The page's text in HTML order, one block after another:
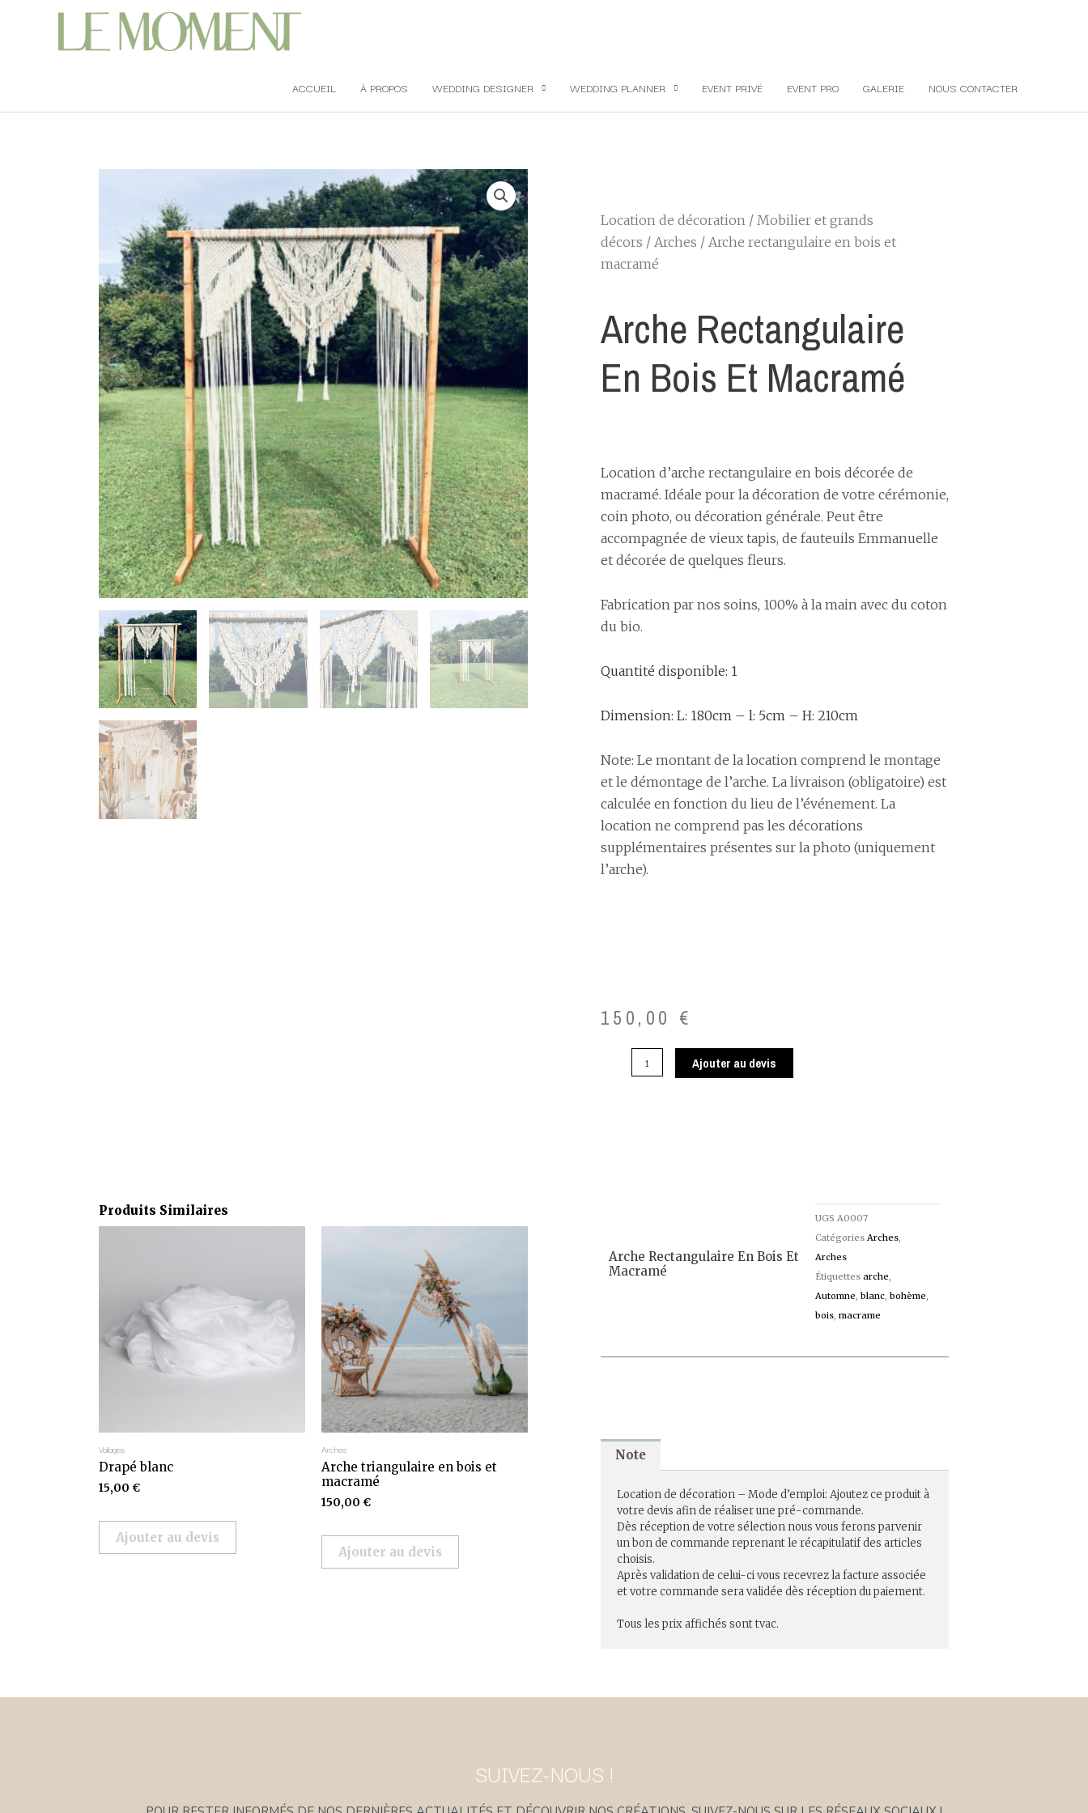
ACCUEIL À PROPOS WEDDING DESIGNER WEDDING PLANNER EVENT PRIVÉ EVENT PRO GALERIE NOUS CONTACTER
Location de décoration / Mobilier et grands
décors / Arches / Arche rectangulaire en bois et
macramé
Arche Rectangulaire
En Bois Et Macramé
Location d’arche rectangulaire en bois décorée de
macramé. Idéale pour la décoration de votre cérémonie,
coin photo, ou décoration générale. Peut être
accompagnée de vieux tapis, de fauteuils Emmanuelle
et décorée de quelques fleurs.
Fabrication par nos soins, 100% à la main avec du coton
du bio.
Quantité disponible: 1
Dimension: L: 180cm – l: 5cm – H: 210cm
Note: Le montant de la location comprend le montage
et le démontage de l’arche. La livraison (obligatoire) est
calculée en fonction du lieu de l’événement. La
location ne comprend pas les décorations
supplémentaires présentes sur la photo (uniquement
l’arche).
150,00 €
Ajouter au devis
Produits Similaires
Voilages
Drapé blanc
15,00 €
Ajouter au devis
Arches
Arche triangulaire en bois et
macramé
150,00 €
Ajouter au devis
Arche Rectangulaire En Bois Et
Macramé
UGS A0007
Catégories Arches,
Arches
Étiquettes arche,
Automne, blanc, bohème,
bois, macrame
Note
Location de décoration – Mode d’emploi: Ajoutez ce produit à
votre devis afin de réaliser une pré-commande.
Dès réception de votre sélection nous vous ferons parvenir
un bon de commande reprenant le récapitulatif des articles
choisis.
Après validation de celui-ci vous recevrez la facture associée
et votre commande sera validée dès réception du paiement.
Tous les prix affichés sont tvac.
SUIVEZ-NOUS !